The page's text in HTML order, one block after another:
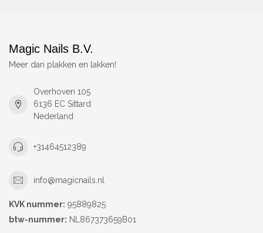
Magic Nails B.V.
Meer dan plakken en lakken!
Overhoven 105
6136 EC Sittard
Nederland
+31464512389
info@magicnails.nl
KVK nummer: 95889825
btw-nummer: NL867373659B01